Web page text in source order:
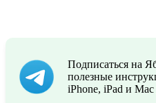
Подписаться на
полезные
iPhone, iPad и Mac